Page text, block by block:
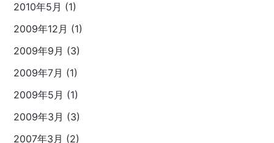
2010年5月 (1)
2009年12月 (1)
2009年9月 (3)
2009年7月 (1)
2009年5月 (1)
2009年3月 (3)
2007年3月 (2)